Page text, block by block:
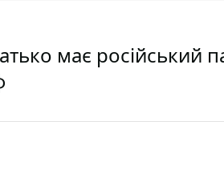
має російський